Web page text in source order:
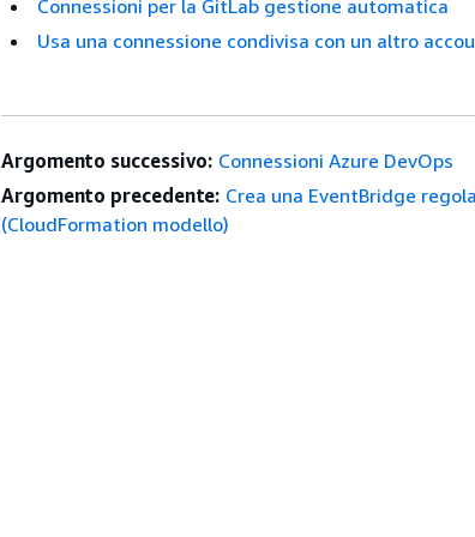
Connessioni per la GitLab gestione automatica
Usa una connessione condivisa con un altro
Argomento successivo: Connessioni Azure DevOps
Argomento precedente: Crea una EventBridge
(CloudFormation modello)